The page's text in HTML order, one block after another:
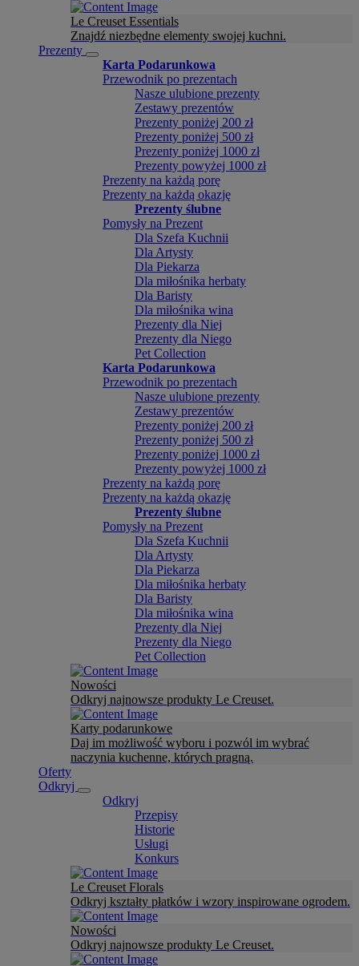
Le Creuset Essentials
Znajdź niezbędne elementy swojej kuchni.
Prezenty
Karta Podarunkowa
Przewodnik po prezentach
Nasze ulubione prezenty
Zestawy prezentów
Prezenty poniżej 200 zł
Prezenty poniżej 500 zł
Prezenty poniżej 1000 zł
Prezenty powyżej 1000 zł
Prezenty na każdą porę
Prezenty na każdą okazję
Prezenty ślubne
Pomysły na Prezent
Dla Szefa Kuchnii
Dla Artysty
Dla Piekarza
Dla miłośnika herbaty
Dla Baristy
Dla miłośnika wina
Prezenty dla Niej
Prezenty dla Niego
Pet Collection
Karta Podarunkowa
Przewodnik po prezentach
Nasze ulubione prezenty
Zestawy prezentów
Prezenty poniżej 200 zł
Prezenty poniżej 500 zł
Prezenty poniżej 1000 zł
Prezenty powyżej 1000 zł
Prezenty na każdą porę
Prezenty na każdą okazję
Prezenty ślubne
Pomysły na Prezent
Dla Szefa Kuchnii
Dla Artysty
Dla Piekarza
Dla miłośnika herbaty
Dla Baristy
Dla miłośnika wina
Prezenty dla Niej
Prezenty dla Niego
Pet Collection
Nowości
Odkryj najnowsze produkty Le Creuset.
Karty podarunkowe
Daj im możliwość wyboru i pozwól im wybrać
naczynia kuchenne, których pragną.
Oferty
Odkryj
Odkryj
Przepisy
Historie
Usługi
Konkurs
Le Creuset Florals
Odkryj kształty płatków i wzory inspirowane ogrodem.
Nowości
Odkryj najnowsze produkty Le Creuset.